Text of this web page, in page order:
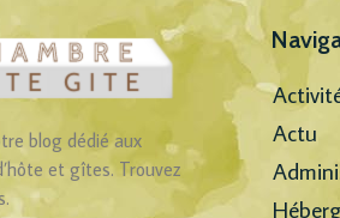
blog dédié aux
et gîtes. Trouvez
Actu